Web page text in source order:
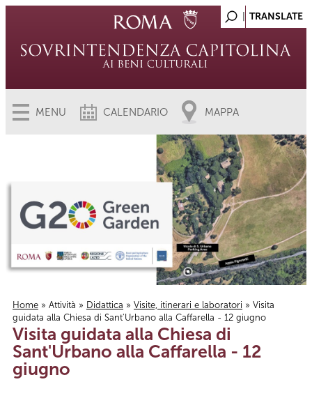
MENU CALENDARIO MAPPA
Tu sei qui
Home » Attività » Didattica » Visite, itinerari e laboratori » Visita
guidata alla Chiesa di Sant'Urbano alla Caffarella - 12 giugno
Visita guidata alla Chiesa di
Sant'Urbano alla Caffarella - 12
giugno